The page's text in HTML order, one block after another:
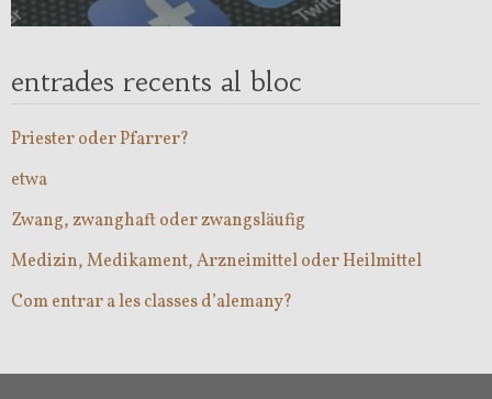
entrades recents al bloc
Priester oder Pfarrer?
etwa
Zwang, zwanghaft oder zwangsläufig
Medizin, Medikament, Arzneimittel oder Heilmittel
Com entrar a les classes d’alemany?